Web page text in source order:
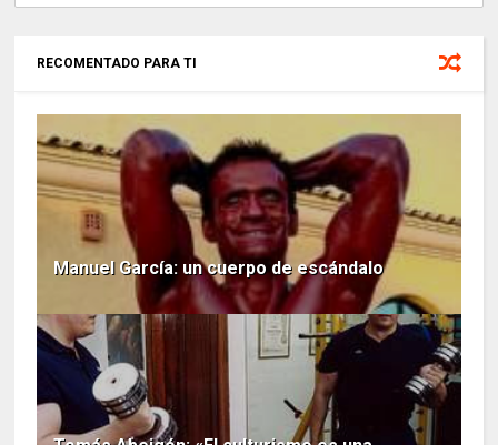
RECOMENTADO PARA TI
Manuel García: un cuerpo de escándalo